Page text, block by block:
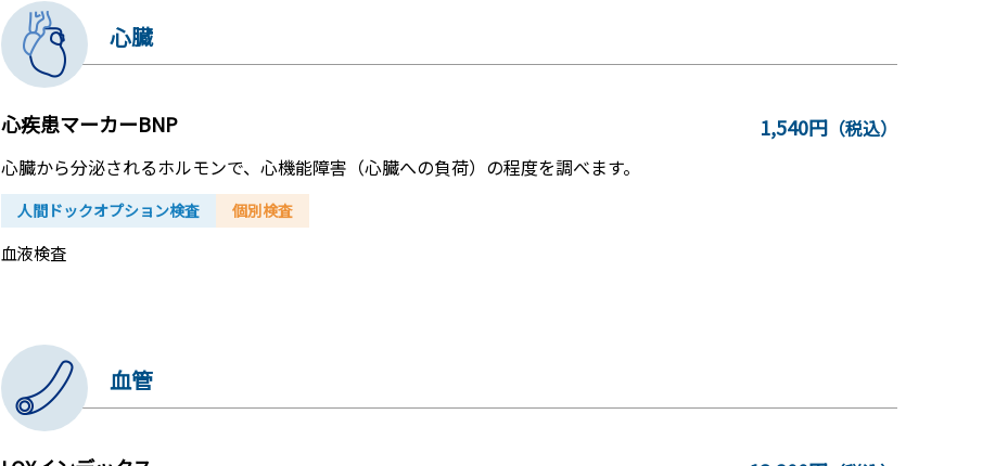
心臓
心疾患マーカーBNP 1,540円 （税込）
心臓から分泌されるホルモンで、心機能障害（心臓への負荷）の程度を調べます。
人間ドックオプション検査 個別検査
血液検査
血管